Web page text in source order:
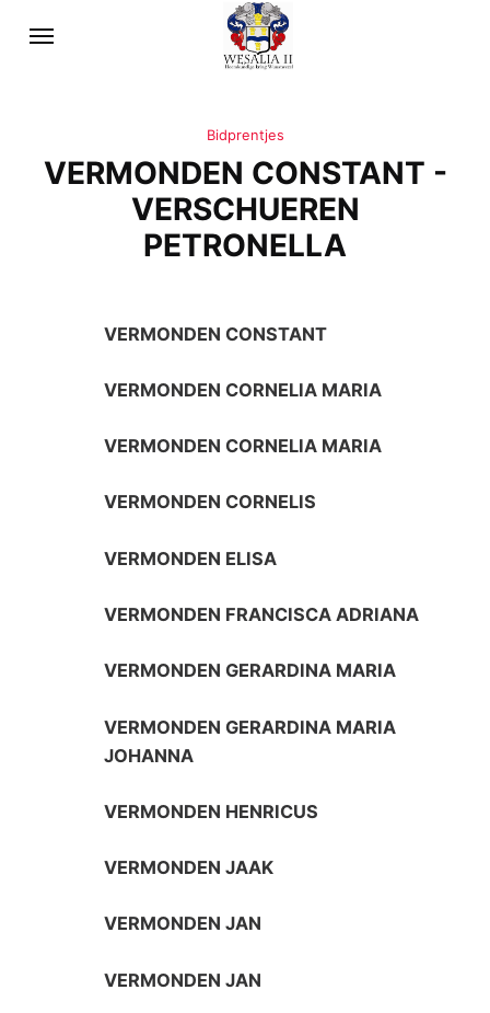
Bidprentjes
VERMONDEN CONSTANT -
VERSCHUEREN
PETRONELLA
VERMONDEN CONSTANT
VERMONDEN CORNELIA MARIA
VERMONDEN CORNELIA MARIA
VERMONDEN CORNELIS
VERMONDEN ELISA
VERMONDEN FRANCISCA ADRIANA
VERMONDEN GERARDINA MARIA
VERMONDEN GERARDINA MARIA
JOHANNA
VERMONDEN HENRICUS
VERMONDEN JAAK
VERMONDEN JAN
VERMONDEN JAN